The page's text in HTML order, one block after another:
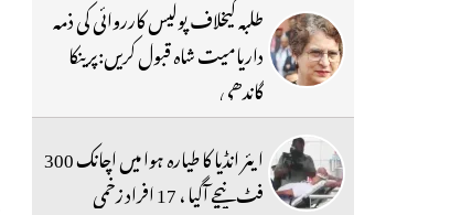
طلبہ کیخلاف پولیس کارروائی کی ذمہ
داریامیت شاہ قبول کریں:پرینکا
گاندھی
ایئر انڈیا کا طیارہ ہوا میں اچانک 300
فٹ نیچے آگیا ، 17 افراد زخمی